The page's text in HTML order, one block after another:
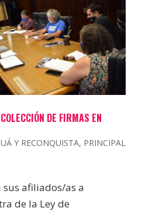
DE FIRMAS EN
Y RECONQUISTA, PRINCIPAL
sus afiliados/as a
de la Ley de